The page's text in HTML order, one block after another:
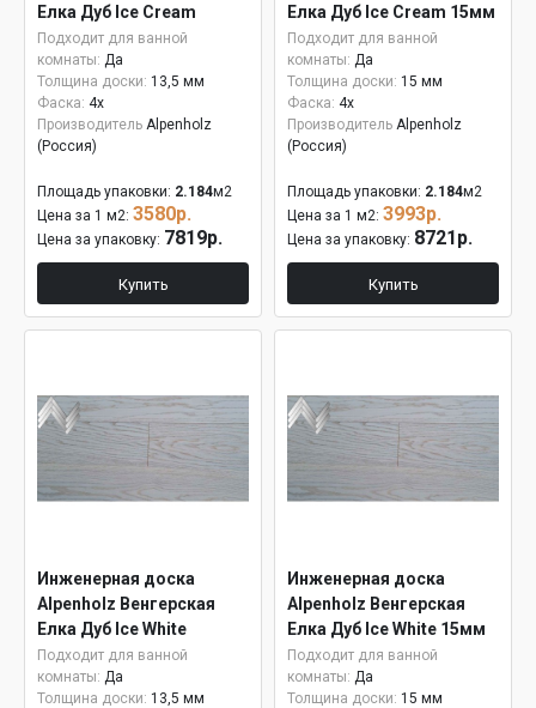
Елка Дуб Ice Cream
Подходит для ванной
комнаты: Да
Толщина доски: 13,5 мм
Фаска: 4x
Производитель Alpenholz
(Россия)
Площадь упаковки: 2.184м2
Цена за 1 м2: 3580р.
Цена за упаковку: 7819р.
Купить
Елка Дуб Ice Cream 15мм
Подходит для ванной
комнаты: Да
Толщина доски: 15 мм
Фаска: 4x
Производитель Alpenholz
(Россия)
Площадь упаковки: 2.184м2
Цена за 1 м2: 3993р.
Цена за упаковку: 8721р.
Купить
Инженерная доска
Alpenholz Венгерская
Елка Дуб Ice White
Подходит для ванной
комнаты: Да
Толщина доски: 13,5 мм
Инженерная доска
Alpenholz Венгерская
Елка Дуб Ice White 15мм
Подходит для ванной
комнаты: Да
Толщина доски: 15 мм